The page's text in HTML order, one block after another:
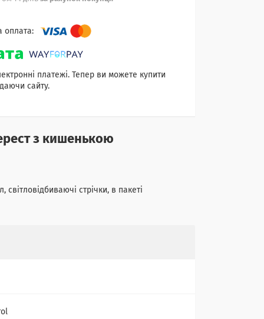
платежі. Тепер ви можете купити
сайту.
з кишенькою
стрічки, в пакеті